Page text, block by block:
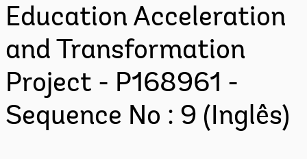
Education Acceleration
and Transformation
Project - P168961 -
Sequence No : 9 (Inglês)